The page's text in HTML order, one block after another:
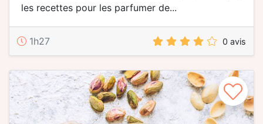
les recettes pour les parfumer de...
1h27 0 avis